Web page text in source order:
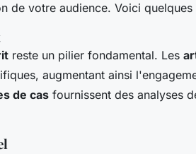
de votre audience. Voici
reste un pilier fondamental. Les
augmentant ainsi
de cas fournissent des analyses